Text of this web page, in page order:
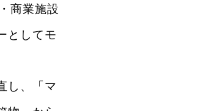
商業施設
としてモ
し、「マ